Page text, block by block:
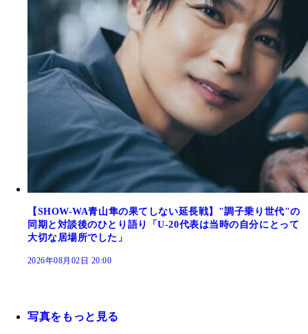
【SHOW-WA青山隼の果てしない延長戦】"調子乗り世代"の
同期と対談後のひとり語り「U-20代表は当時の自分にとって
大切な居場所でした」
2026年08月02日 20:00
写真をもっと見る